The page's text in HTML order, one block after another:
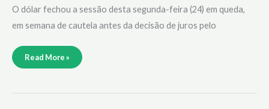
O dólar fechou a sessão desta segunda-feira (24) em queda,
em semana de cautela antes da decisão de juros pelo
Read More »